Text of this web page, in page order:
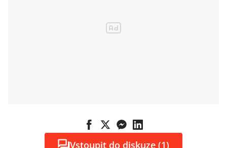
Vstoupit do diskuze (1)